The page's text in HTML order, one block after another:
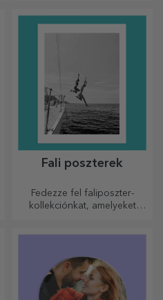
Fali poszterek
Fedezze fel faliposzter-
kollekciónkat, amelyeket
Modern dizájn, élénk színek
és prémium minőség –
tökéletesek ahhoz, hogy
személyiséget adjanak